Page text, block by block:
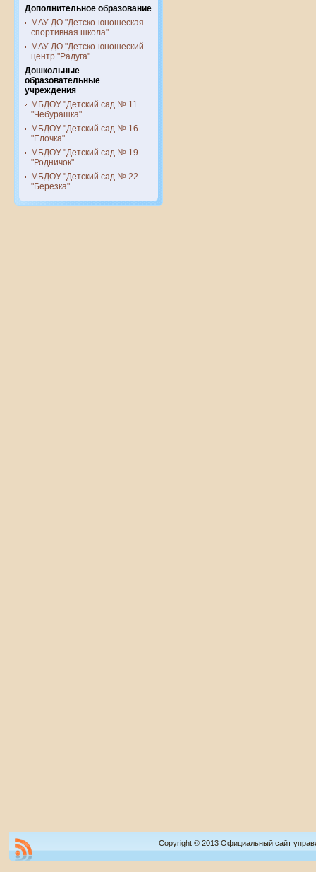
Дополнительное образование
МАУ ДО "Детско-юношеская
спортивная школа"
МАУ ДО "Детско-юношеский
центр "Радуга"
Дошкольные
образовательные
учреждения
МБДОУ "Детский сад № 11
"Чебурашка"
МБДОУ "Детский сад № 16
"Елочка"
МБДОУ "Детский сад № 19
"Родничок"
МБДОУ "Детский сад № 22
"Березка"
Copyright © 2013 Официальный сайт